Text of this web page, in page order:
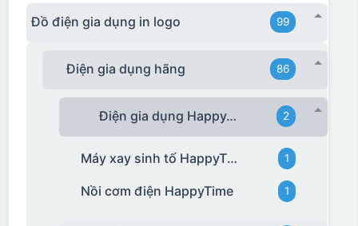
Đồ điện gia dụng in logo 99
Điện gia dụng hãng 86
Điện gia dụng HappyTime 2
Máy xay sinh tố HappyTime 1
Nồi cơm điện HappyTime 1